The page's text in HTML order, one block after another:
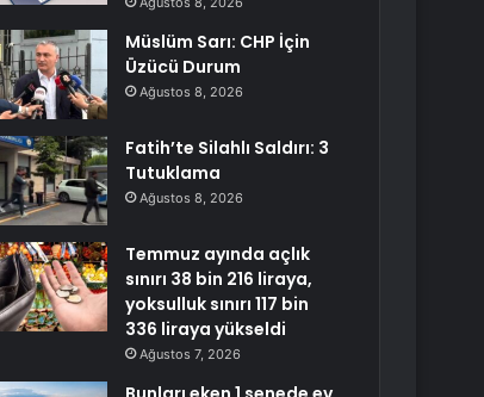
Müslüm Sarı: CHP İçin
Üzücü Durum
Ağustos 8, 2026
Fatih’te Silahlı Saldırı: 3
Tutuklama
Ağustos 8, 2026
Temmuz ayında açlık
sınırı 38 bin 216 liraya,
yoksulluk sınırı 117 bin
336 liraya yükseldi
Ağustos 7, 2026